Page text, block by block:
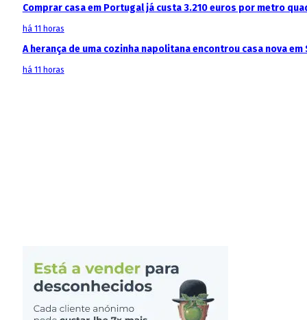
Comprar casa em Portugal já custa 3.210 euros por metro
há 11 horas
A herança de uma cozinha napolitana encontrou casa nova em
há 11 horas